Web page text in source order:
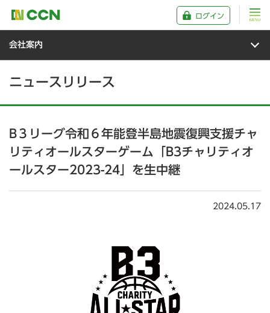
ログイン
会社案内
ニュースリリース
B３リーグ令和６年能登半島地震復興支援チャ
リティオールスターゲーム「B3チャリティオ
ールスター2023-24」を生中継
2024.05.17